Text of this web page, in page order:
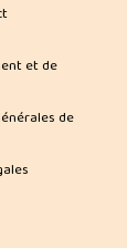
et de
de